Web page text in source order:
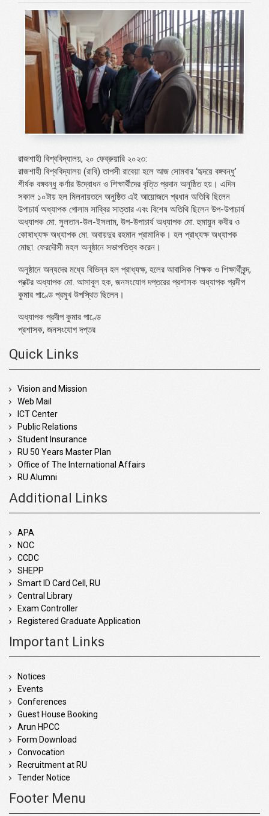
রাজশাহী বিশ্ববিদ্যালয়, ২০ ফেব্রুয়ারি ২০২৩:
রাজশাহী বিশ্ববিদ্যালয় (রাবি) তাপসী রাবেয়া হলে আজ সোমবার ‘হৃদয়ে বঙ্গবন্ধু’
শীর্ষক বঙ্গবন্ধু কর্ণার উদ্বোধন ও শিক্ষার্থীদের বৃত্তি প্রদান অনুষ্ঠিত হয়। এদিন
সকাল ১০টায় হল মিলনায়তনে অনুষ্ঠিত এই আয়োজনে প্রধান অতিথি ছিলেন
উপাচার্য অধ্যাপক গোলাম সাব্বির সাত্তার এবং বিশেষ অতিথি ছিলেন উপ-উপাচার্য
অধ্যাপক মো. সুলতান-উল-ইসলাম, উপ-উপাচার্য অধ্যাপক মো. হুমায়ুন কবীর ও
কোষাধ্যক্ষ অধ্যাপক মো. অবায়দুর রহমান প্রামানিক। হল প্রাধ্যক্ষ অধ্যাপক
মোছা. ফেরদৌসী মহল অনুষ্ঠানে সভাপতিত্ব করেন।
অনুষ্ঠানে অন্যদের মধ্যে বিভিন্ন হল প্রাধ্যক্ষ, হলের আবাসিক শিক্ষক ও শিক্ষার্থীবৃন্দ,
প্রক্টর অধ্যাপক মো. আসাবুল হক, জনসংযোগ দপ্তরের প্রশাসক অধ্যাপক প্রদীপ
কুমার পাণ্ডে প্রমুখ উপস্থিত ছিলেন।
অধ্যাপক প্রদীপ কুমার পাণ্ডে
প্রশাসক, জনসংযোগ দপ্তর
Quick Links
Vision and Mission
Web Mail
ICT Center
Public Relations
Student Insurance
RU 50 Years Master Plan
Office of The International Affairs
RU Alumni
Additional Links
APA
NOC
CCDC
SHEPP
Smart ID Card Cell, RU
Central Library
Exam Controller
Registered Graduate Application
Important Links
Notices
Events
Conferences
Guest House Booking
Arun HPCC
Form Download
Convocation
Recruitment at RU
Tender Notice
Footer Menu